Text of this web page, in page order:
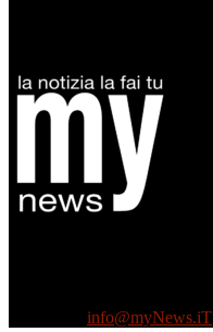
info@myNews.iT